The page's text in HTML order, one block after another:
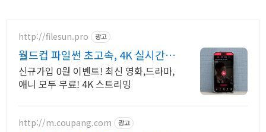
http://filesun.pro 광고
월드컵 파일썬 초고속, 4K 실시간
보기!
신규가입 0원 이벤트! 최신 영화,드라마,
애니 모두 무료! 4K 스트리밍
http://m.coupang.com 광고